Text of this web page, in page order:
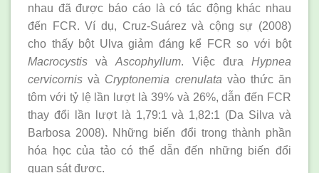
nhau đã được báo cáo là có tác động khác nhau
đến FCR. Ví dụ, Cruz-Suárez và cộng sự (2008)
cho thấy bột Ulva giảm đáng kể FCR so với bột
Macrocystis vàAscophyllum. Việc đưaHypnea
cervicornis và Cryptonemia crenulata vào thức ăn
tôm với tỷ lệ lần lượt là 39% và 26%, dẫn đến FCR
thay đổi lần lượt là 1,79:1 và 1,82:1 (Da Silva và
Barbosa 2008). Những biến đổi trong thành phần
hóa học của tảo có thể dẫn đến những biến đổi
quan sát được.